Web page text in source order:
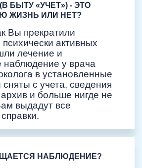
БЫТУ «УЧЕТ») - ЭТО
ЖИЗНЬ ИЛИ НЕТ?
Вы прекратили
активных
лечение и
наблюдение у врача
в установленные
с учета, сведения
и больше нигде не
выдадут все
НАБЛЮДЕНИЕ?